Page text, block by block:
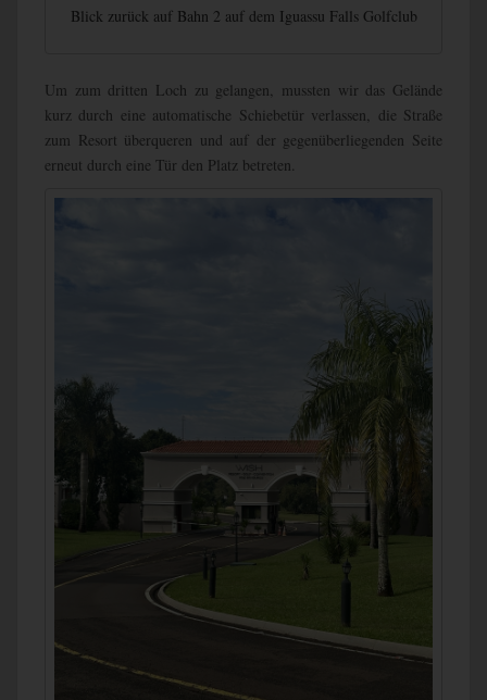
Blick zurück auf Bahn 2 auf dem Iguassu Falls Golfclub
Um zum dritten Loch zu gelangen, mussten wir das Gelände
kurz durch eine automatische Schiebetür verlassen, die Straße
zum Resort überqueren und auf der gegenüberliegenden Seite
erneut durch eine Tür den Platz betreten.